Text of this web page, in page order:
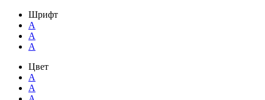
Шрифт
A
A
A
Цвет
A
A